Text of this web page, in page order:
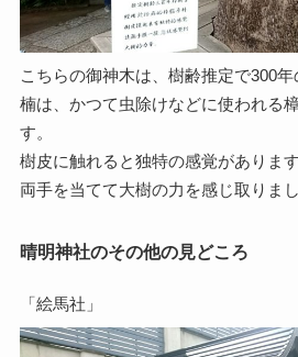
こちらの御神木は、樹齢推定で300年
楠は、かつて虫除けなどに使われる
す。
樹皮に触れると独特の感覚があります
両手を当てて大樹の力を感じ取りまし
晴明神社のその他の見どころ
「絵馬社」